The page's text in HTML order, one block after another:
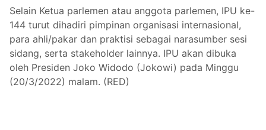
Selain Ketua parlemen atau anggota parlemen, IPU ke-
144 turut dihadiri pimpinan organisasi internasional,
para ahli/pakar dan praktisi sebagai narasumber sesi
sidang, serta stakeholder lainnya. IPU akan dibuka
oleh Presiden Joko Widodo (Jokowi) pada Minggu
(20/3/2022) malam. (RED)